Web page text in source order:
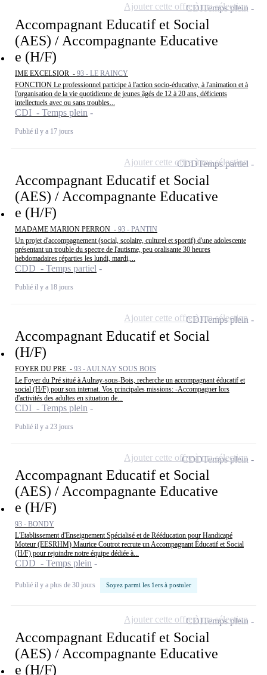
Accompagnant Educatif et Social
(AES) / Accompagnante Educative
e (H/F)
IME EXCELSIOR - 93 - LE RAINCY
FONCTION Le professionnel participe à l'action socio-éducative, à l'animation et à
l'organisation de la vie quotidienne de jeunes âgés de 12 à 20 ans, déficients
intellectuels avec ou sans troubles...
CDI - Temps plein
Publié il y a 17 jours
CDITemps plein
Ajouter cette offre à ma sélection
Accompagnant Educatif et Social
(AES) / Accompagnante Educative
e (H/F)
MADAME MARION PERRON - 93 - PANTIN
Un projet d'accompagnement (social, scolaire, culturel et sportif) d'une adolescente
présentant un trouble du spectre de l'autisme, peu oralisante 30 heures
hebdomadaires réparties les lundi, mardi,...
CDD - Temps partiel
Publié il y a 18 jours
CDDTemps partiel
Ajouter cette offre à ma sélection
Accompagnant Educatif et Social
(H/F)
FOYER DU PRE - 93 - AULNAY SOUS BOIS
Le Foyer du Pré situé à Aulnay-sous-Bois, recherche un accompagnant éducatif et
social (H/F) pour son internat. Vos principales missions: -Accompagner lors
d'activités des adultes en situation de...
CDI - Temps plein
Publié il y a 23 jours
CDITemps plein
Ajouter cette offre à ma sélection
Accompagnant Educatif et Social
(AES) / Accompagnante Educative
e (H/F)
93 - BONDY
L'Etablissement d'Enseignement Spécialisé et de Rééducation pour Handicapé
Moteur (EESRHM) Maurice Coutrot recrute un Accompagnant Éducatif et Social
(H/F) pour rejoindre notre équipe dédiée à...
CDD - Temps plein
Publié il y a plus de 30 jours Soyez parmi les 1ers à postuler
CDDTemps plein
Ajouter cette offre à ma sélection
Accompagnant Educatif et Social
(AES) / Accompagnante Educative
e (H/F)
CDITemps plein
Ajouter cette offre à ma sélection